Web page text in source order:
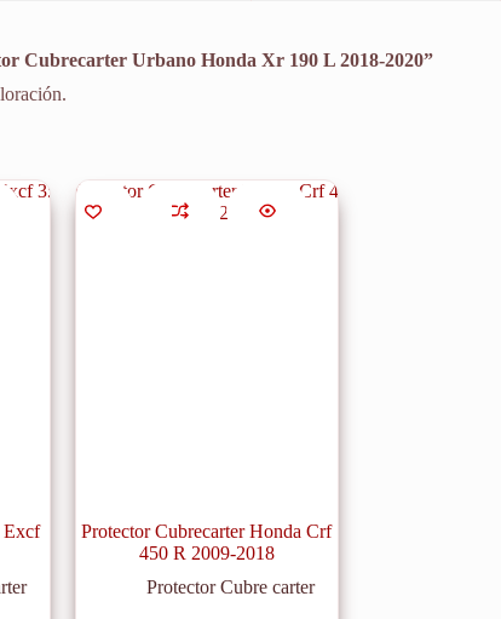
Cubrecarter Urbano Honda Xr 190 L 2018-2020”
Excf
Protector Cubrecarter Honda Crf
450 R 2009-2018
Protector Cubre carter